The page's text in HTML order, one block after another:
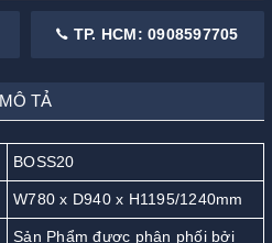
TP. HCM: 0908597705
MÔ TẢ
BOSS20
W780 x D940 x H1195/1240mm
Sản Phẩm được phân phối bởi